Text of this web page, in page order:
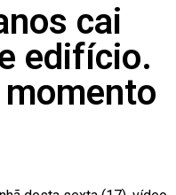
cai
edifício.